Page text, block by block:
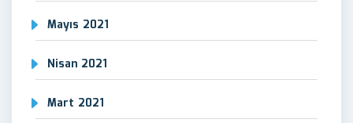
Mayıs 2021
Nisan 2021
Mart 2021